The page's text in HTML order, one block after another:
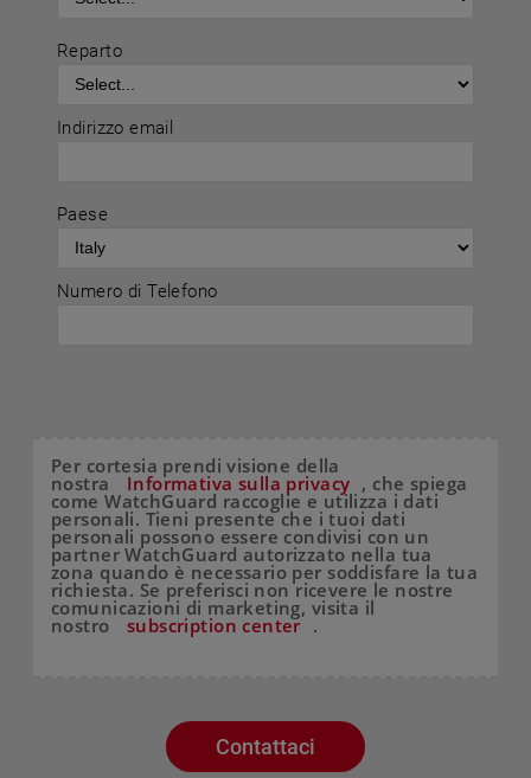
Reparto
Indirizzo email
Paese
Numero di Telefono
Per cortesia prendi visione della
nostra Informativa sulla privacy , che spiega
come WatchGuard raccoglie e utilizza i dati
personali. Tieni presente che i tuoi dati
personali possono essere condivisi con un
partner WatchGuard autorizzato nella tua
zona quando è necessario per soddisfare la tua
richiesta. Se preferisci non ricevere le nostre
comunicazioni di marketing, visita il
nostro subscription center .
Contattaci